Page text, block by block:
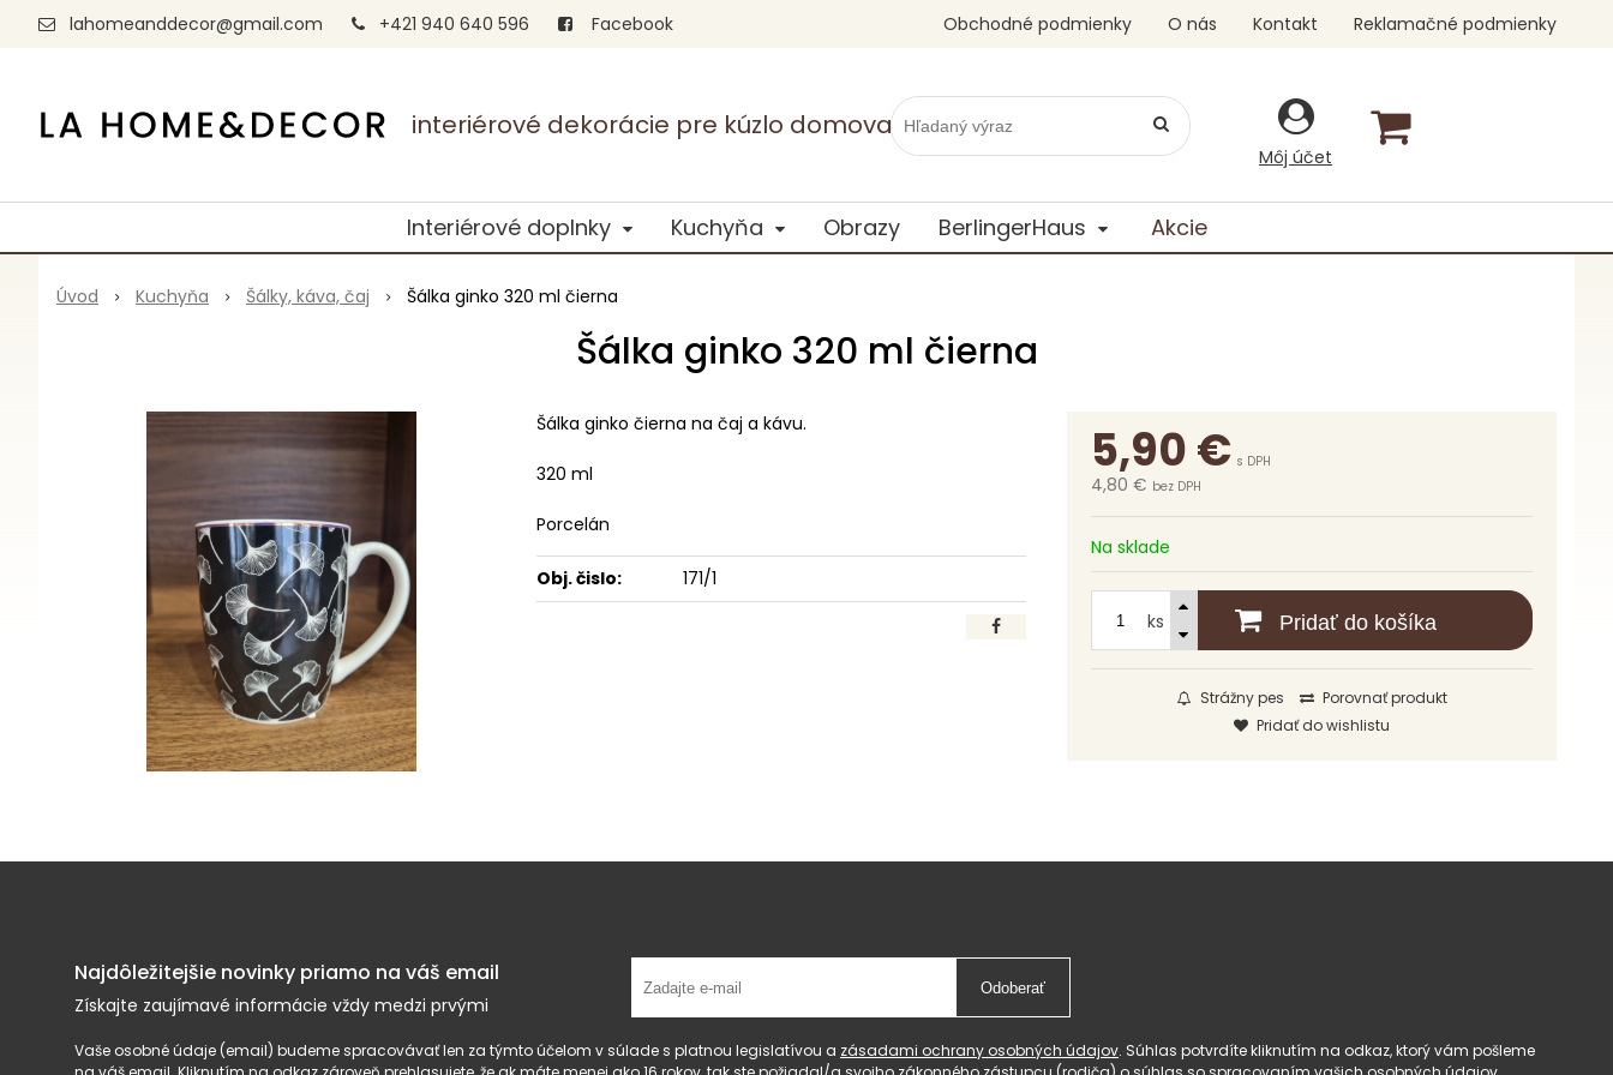
interiérové dekorácie pre kúzlo domova
lahomeanddecor@gmail.com +421 940 640 596 Facebook
Môj účet
Obchodné podmienky O nás Kontakt Reklamačné podmienky
Interiérové doplnky Kuchyňa Obrazy BerlingerHaus Akcie
Úvod Kuchyňa Šálky, káva, čaj Šálka ginko 320 ml čierna
Šálka ginko 320 ml čierna
5,90€ s DPH
4,80 € bez DPH
Na sklade
ks Pridať do košíka
Strážny pes
Porovnať produkt
Pridať do wishlistu
Šálka ginko čierna na čaj a kávu.
320 ml
Porcelán
Obj. čislo: 171/1
Najdôležitejšie novinky priamo na váš email
Získajte zaujímavé informácie vždy medzi prvými
Odoberať
Vaše osobné údaje (email) budeme spracovávať len za týmto účelom v súlade s platnou legislatívou a zásadami ochrany osobných údajov. Súhlas potvrdíte kliknutím na odkaz, ktorý vám pošleme